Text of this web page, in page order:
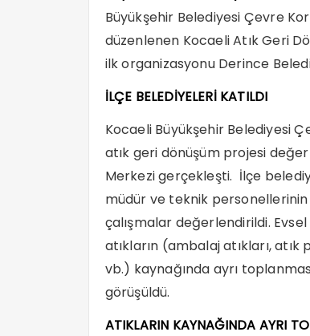
Büyükşehir Belediyesi Çevre
düzenlenen Kocaeli Atık Geri
ilk organizasyonu Derince
İLÇE BELEDİYELERİ KATILDI
Kocaeli Büyükşehir Belediyesi
atık geri dönüşüm projesi
Merkezi gerçekleşti. İlçe
müdür ve teknik personellerinin
çalışmalar değerlendirildi.
atıkların (ambalaj atıkları,
vb.) kaynağında ayrı
görüşüldü.
ATIKLARIN KAYNAĞINDA AYRI